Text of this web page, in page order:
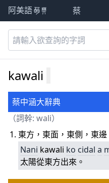
阿美語萌典 蔡
kawali
蔡中涵大辭典
（詞幹: wali）
東方，東面，東側，東邊
Nani kawali ko cidal a
太陽從東方出來。